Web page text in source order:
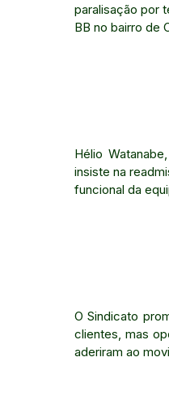
paralisação por
BB no bairro de
Hélio
insiste na
funcional da
O Sindicato
clientes, mas
aderiram ao